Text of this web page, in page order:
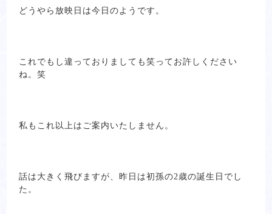
どうやら放映日は今日のようです。
これでもし違っておりましても笑ってお許しください
ね。笑
私もこれ以上はご案内いたしません。
話は大きく飛びますが、昨日は初孫の2歳の誕生日でし
た。